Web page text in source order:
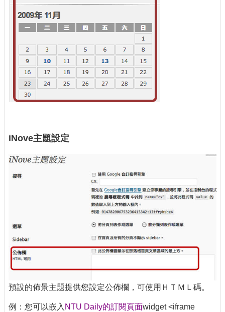
iNove主題設定
預設的佈景主題提供您設定公佈欄，可使用ＨＴＭＬ碼。
例：您可以嵌入 NTU Daily的訂閱頁面widget <iframe